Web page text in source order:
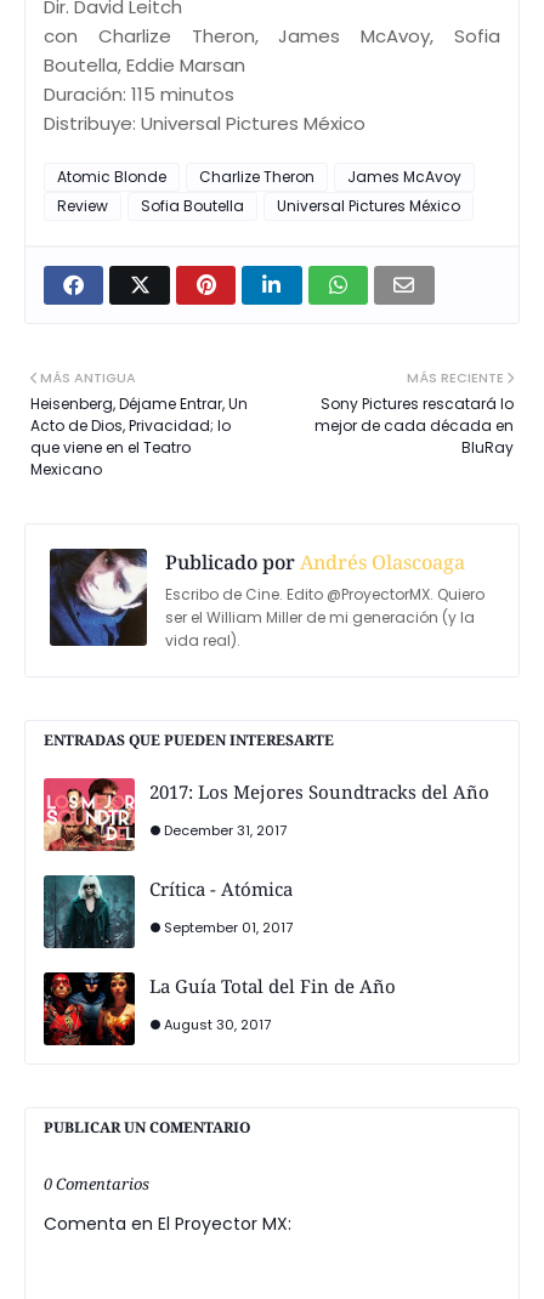
Dir. David Leitch
con Charlize Theron, James McAvoy, Sofia
Boutella, Eddie Marsan
Duración: 115 minutos
Distribuye: Universal Pictures México
Atomic Blonde Charlize Theron
James McAvoy
Review
Sofia Boutella Universal Pictures México
MÁS RECIENTE
Sony Pictures rescatará lo
mejor de cada década en
BluRay
MÁS ANTIGUA
Heisenberg, Déjame Entrar, Un
Acto de Dios, Privacidad; lo
que viene en el Teatro
Mexicano
Publicado porAndrés Olascoaga
Escribo de Cine. Edito @ProyectorMX. Quiero
ser el William Miller de mi generación (y la
vida real).
ENTRADAS QUE PUEDEN INTERESARTE
2017: Los Mejores Soundtracks del Año
December 31, 2017
Crítica - Atómica
September 01, 2017
La Guía Total del Fin de Año
August 30, 2017
PUBLICAR UN COMENTARIO
0 Comentarios
Comenta en El Proyector MX: